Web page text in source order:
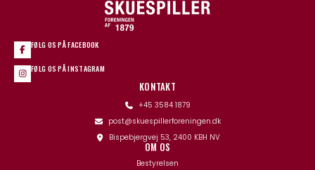
FØLG OS PÅ FACEBOOK
FØLG OS PÅ INSTAGRAM
KONTAKT
+45 3584 1879
post@skuespillerforeningen.dk
Bispebjergvej 53, 2400 KBH NV
OM OS
Bestyrelsen